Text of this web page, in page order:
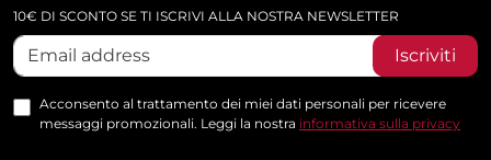
10€ DI SCONTO SE TI ISCRIVI ALLA NOSTRA NEWSLETTER
Iscriviti
Acconsento al trattamento dei miei dati personali per ricevere
messaggi promozionali. Leggi la nostra informativa sulla privacy